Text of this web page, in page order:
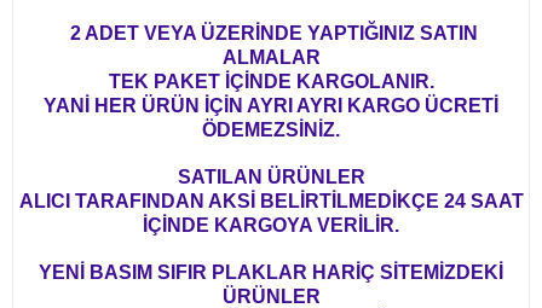
2 ADET VEYA ÜZERİNDE YAPTIĞINIZ SATIN
ALMALAR
TEK PAKET İÇİNDE KARGOLANIR.
YANİ HER ÜRÜN İÇİN AYRI AYRI KARGO ÜCRETİ
ÖDEMEZSİNİZ.
SATILAN ÜRÜNLER
ALICI TARAFINDAN AKSİ BELİRTİLMEDİKÇE 24 SAAT
İÇİNDE KARGOYA VERİLİR.
YENİ BASIM SIFIR PLAKLAR HARİÇ SİTEMİZDEKİ
ÜRÜNLER